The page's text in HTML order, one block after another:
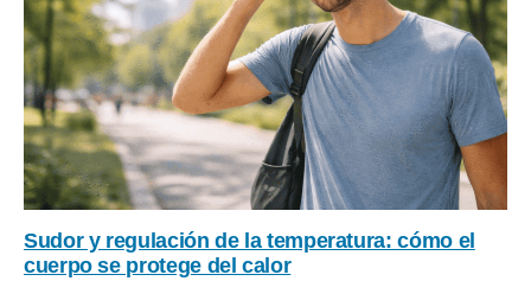
Sudor y regulación de la temperatura: cómo el
cuerpo se protege del calor